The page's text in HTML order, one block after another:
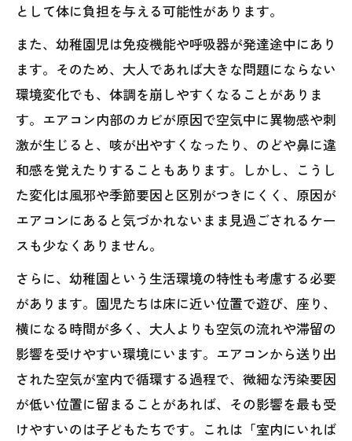
として体に負担を与える可能性があります。
また、幼稚園児は免疫機能や呼吸器が発達途中にあり
ます。そのため、大人であれば大きな問題にならない
環境変化でも、体調を崩しやすくなることがありま
す。エアコン内部のカビが原因で空気中に異物感や刺
激が生じると、咳が出やすくなったり、のどや鼻に違
和感を覚えたりすることもあります。しかし、こうし
た変化は風邪や季節要因と区別がつきにくく、原因が
エアコンにあると気づかれないまま見過ごされるケー
スも少なくありません。
さらに、幼稚園という生活環境の特性も考慮する必要
があります。園児たちは床に近い位置で遊び、座り、
横になる時間が多く、大人よりも空気の流れや滞留の
影響を受けやすい環境にいます。エアコンから送り出
された空気が室内で循環する過程で、微細な汚染要因
が低い位置に留まることがあれば、その影響を最も受
けやすいのは子どもたちです。これは「室内にいれば